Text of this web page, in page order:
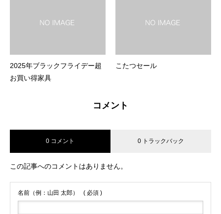
2025年ブラックフライデー超
お買い得家具
こたつセール
コメント
0 コメント 0 トラックバック
この記事へのコメントはありません。
名前（例：山田 太郎） ( 必須 )